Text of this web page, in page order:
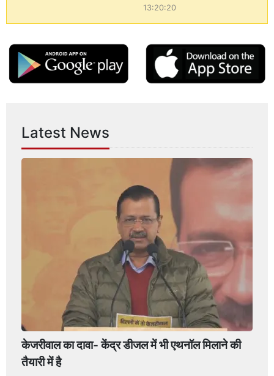
13:20:20
Latest News
केजरीवाल का दावा- केंद्र डीजल में भी एथनॉल मिलाने की
तैयारी में है